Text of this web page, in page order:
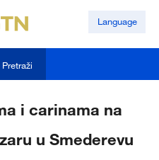
Language
Pretraži
i carinama na
u Smederevu